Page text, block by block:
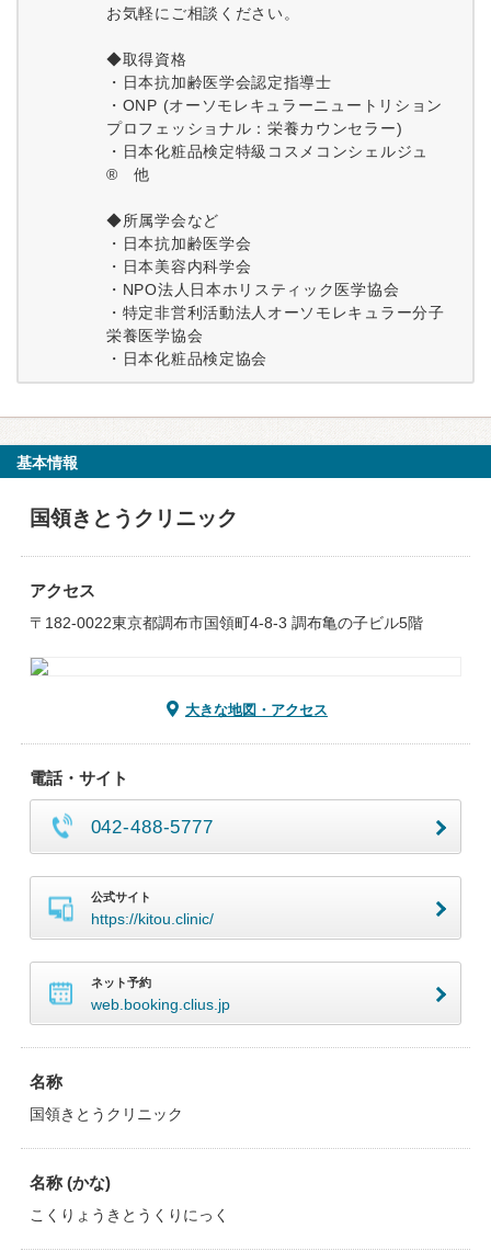
お気軽にご相談ください。
◆取得資格
・日本抗加齢医学会認定指導士
・ONP (オーソモレキュラーニュートリション
プロフェッショナル：栄養カウンセラー)
・日本化粧品検定特級コスメコンシェルジュ
® 他
◆所属学会など
・日本抗加齢医学会
・日本美容内科学会
・NPO法人日本ホリスティック医学協会
・特定非営利活動法人オーソモレキュラー分子
栄養医学協会
・日本化粧品検定協会
基本情報
国領きとうクリニック
アクセス
〒182-0022東京都調布市国領町4-8-3 調布亀の子ビル5階
大きな地図・アクセス
電話・サイト
042-488-5777
公式サイト
https://kitou.clinic/
ネット予約
web.booking.clius.jp
名称
国領きとうクリニック
名称 (かな)
こくりょうきとうくりにっく